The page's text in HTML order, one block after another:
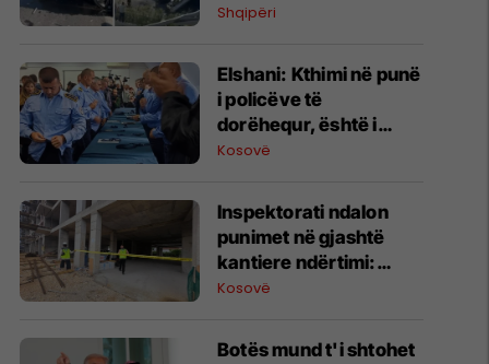
Elbasan: Dy të vdekur
Shqipëri
Elshani: Kthimi në punë
i policëve të
dorëhequr, është i
pamundur
Kosovë
​Inspektorati ndalon
punimet në gjashtë
kantiere ndërtimi:
Rrezik për jetën dhe
punëtorëve
Kosovë
Botës mund t'i shtohet